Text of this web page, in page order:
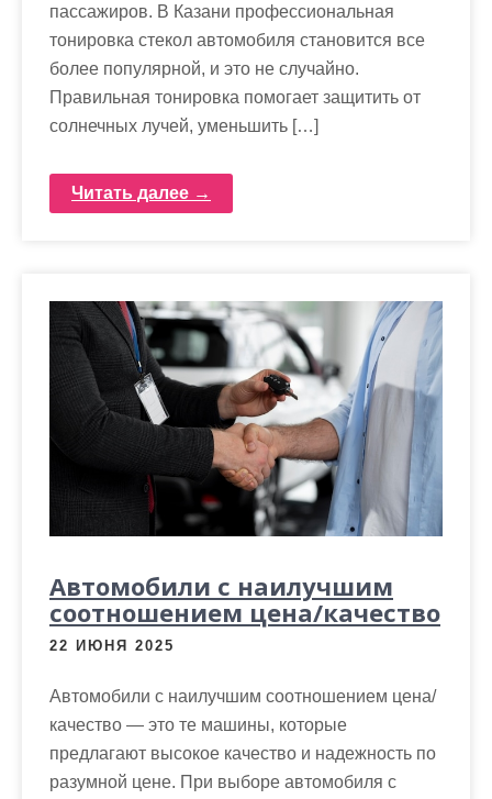
пассажиров. В Казани профессиональная
тонировка стекол автомобиля становится все
более популярной, и это не случайно.
Правильная тонировка помогает защитить от
солнечных лучей, уменьшить […]
Читать далее →
Автомобили с наилучшим
соотношением цена/качество
22 ИЮНЯ 2025
Автомобили с наилучшим соотношением цена/
качество — это те машины, которые
предлагают высокое качество и надежность по
разумной цене. При выборе автомобиля с